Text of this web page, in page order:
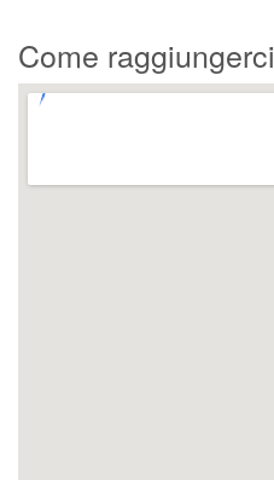
Come raggiungerci